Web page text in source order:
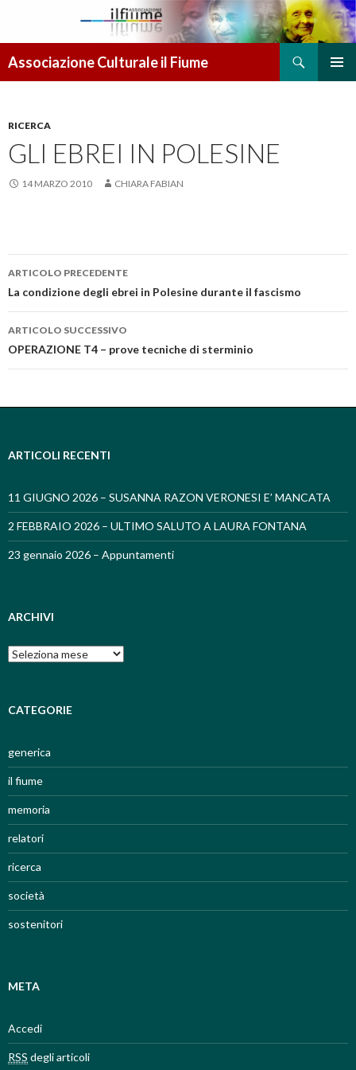
Associazione Culturale il Fiume
RICERCA
GLI EBREI IN POLESINE
14 MARZO 2010 CHIARA FABIAN
Navigazione articolo
ARTICOLO PRECEDENTE
La condizione degli ebrei in Polesine durante il fascismo
ARTICOLO SUCCESSIVO
OPERAZIONE T4 – prove tecniche di sterminio
ARTICOLI RECENTI
11 GIUGNO 2026 – SUSANNA RAZON VERONESI E’ MANCATA
2 FEBBRAIO 2026 – ULTIMO SALUTO A LAURA FONTANA
23 gennaio 2026 – Appuntamenti
ARCHIVI
Archivi
CATEGORIE
generica
il fiume
memoria
relatori
ricerca
società
sostenitori
META
Accedi
RSS degli articoli